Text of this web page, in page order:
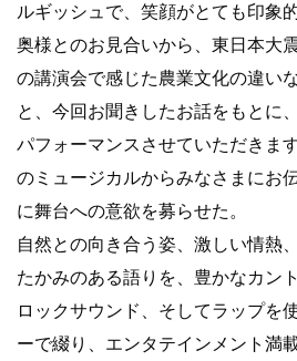
ルギッシュで、笑顔がとても印象
奥様とのお見合いから、東日本大
の講演会で感じた農業文化の違い
と、今回お聞きしたお話をもとに
パフォーマンスさせていただきま
のミュージカルからみなさまにお
に舞台への意欲を募らせた。
自然との向き合う姿、激しい情熱
たかみのある語りを、豊かなカン
ロックサウンド、そしてラップを
ーで綴り、エンタテインメント満